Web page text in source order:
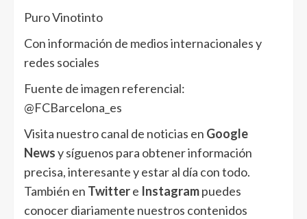
Puro Vinotinto
Con información de medios internacionales y
redes sociales
Fuente de imagen referencial:
@FCBarcelona_es
Visita nuestro canal de noticias en Google
Newsy síguenos para obtener información
precisa, interesante y estar al día con todo.
También en Twittere Instagrampuedes
conocer diariamente nuestros contenidos